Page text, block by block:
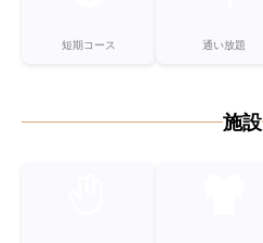
短期コース 通い放題
施設